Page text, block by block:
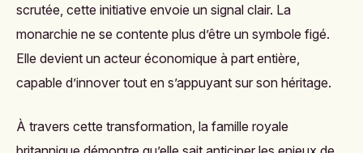
scrutée, cette initiative envoie un signal clair. La
monarchie ne se contente plus d’être un symbole figé.
Elle devient un acteur économique à part entière,
capable d’innover tout en s’appuyant sur son héritage.
À travers cette transformation, la famille royale